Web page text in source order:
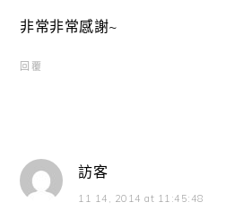
非常非常感謝~
回覆
訪客
11 14, 2014 at 11:45:48